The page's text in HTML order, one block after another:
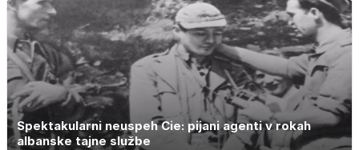
Spektakularni neuspeh Cie: pijani agenti v rokah
albanske tajne službe